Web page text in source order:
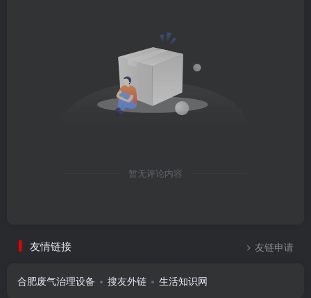
暂无评论内容
友情链接 友链申请
合肥废气治理设备 搜友外链 生活知识网